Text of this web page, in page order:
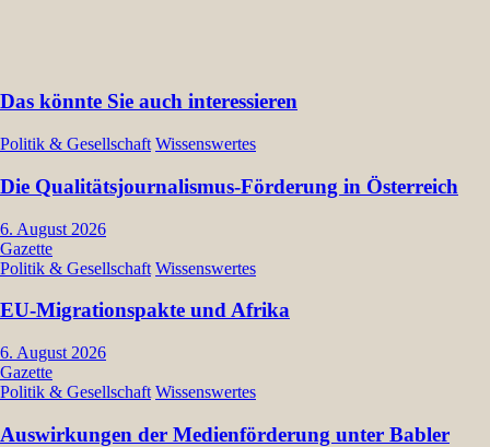
Das könnte Sie auch interessieren
Politik & Gesellschaft Wissenswertes
Die Qualitätsjournalismus-Förderung in Österreich
6. August 2026
Gazette
Politik & Gesellschaft Wissenswertes
EU-Migrationspakte und Afrika
6. August 2026
Gazette
Politik & Gesellschaft Wissenswertes
Auswirkungen der Medienförderung unter Babler